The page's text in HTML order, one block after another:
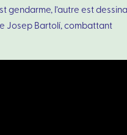
gendarme, l’autre est
Josep Bartolí, combattant